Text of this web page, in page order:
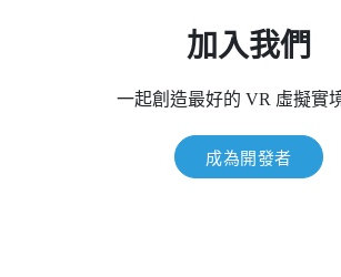
加入我們
一起創造最好的 VR 虛擬實
成為開發者